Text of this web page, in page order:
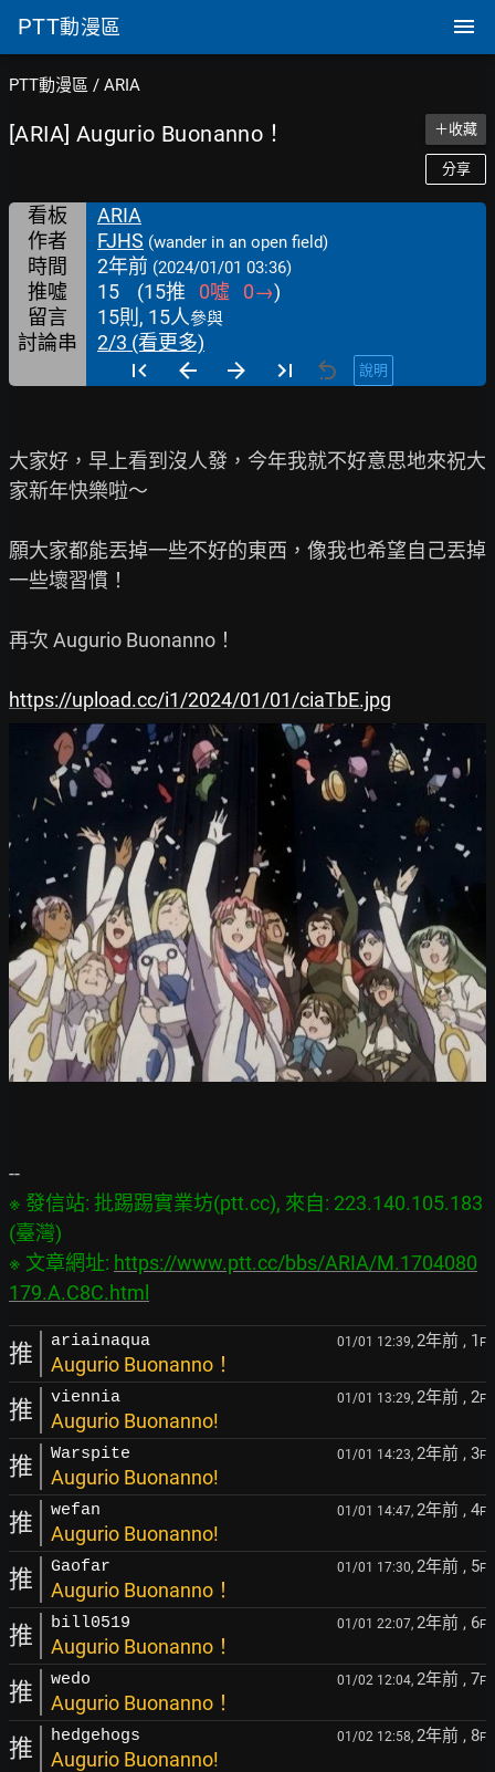
PTT動漫區
PTT動漫區 / ARIA
[ARIA] Augurio Buonanno！ ＋收藏
分享
看板
ARIA
作者
FJHS (wander in an open field)
時間 2年前 (2024/01/01 03:36)
推噓 15 (15推 0噓 0→)
留言
15則, 15人參與
討論串 2/3 (看更多)
說明
大家好，早上看到沒人發，今年我就不好意思地來祝大
家新年快樂啦～
願大家都能丟掉一些不好的東西，像我也希望自己丟掉
一些壞習慣！
再次 Augurio Buonanno！
https://upload.cc/i1/2024/01/01/ciaTbE.jpg
※ 發信站: 批踢踢實業坊(ptt.cc), 來自: 223.140.105.183
(臺灣)
※ 文章網址: https://www.ptt.cc/bbs/ARIA/M.1704080
179.A.C8C.html
推 ariainaqua 01/01 12:39, 2年前 , 1 F
Augurio Buonanno！
推 viennia 01/01 13:29, 2年前 , 2F
Augurio Buonanno!
推 Warspite 01/01 14:23, 2年前 , 3F
Augurio Buonanno!
推 wefan 01/01 14:47, 2年前 , 4F
Augurio Buonanno!
推 Gaofar 01/01 17:30, 2年前 , 5F
Augurio Buonanno！
推 bill0519 01/01 22:07, 2年前 , 6F
Augurio Buonanno！
推 wedo 01/02 12:04, 2年前 , 7F
Augurio Buonanno！
推 hedgehogs 01/02 12:58, 2年前 , 8F
Augurio Buonanno!